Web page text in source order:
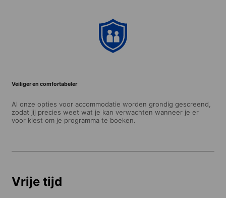
Veiliger en comfortabeler
Al onze opties voor accommodatie worden grondig gescreend,
zodat jij precies weet wat je kan verwachten wanneer je er
voor kiest om je programma te boeken.
Vrije tijd